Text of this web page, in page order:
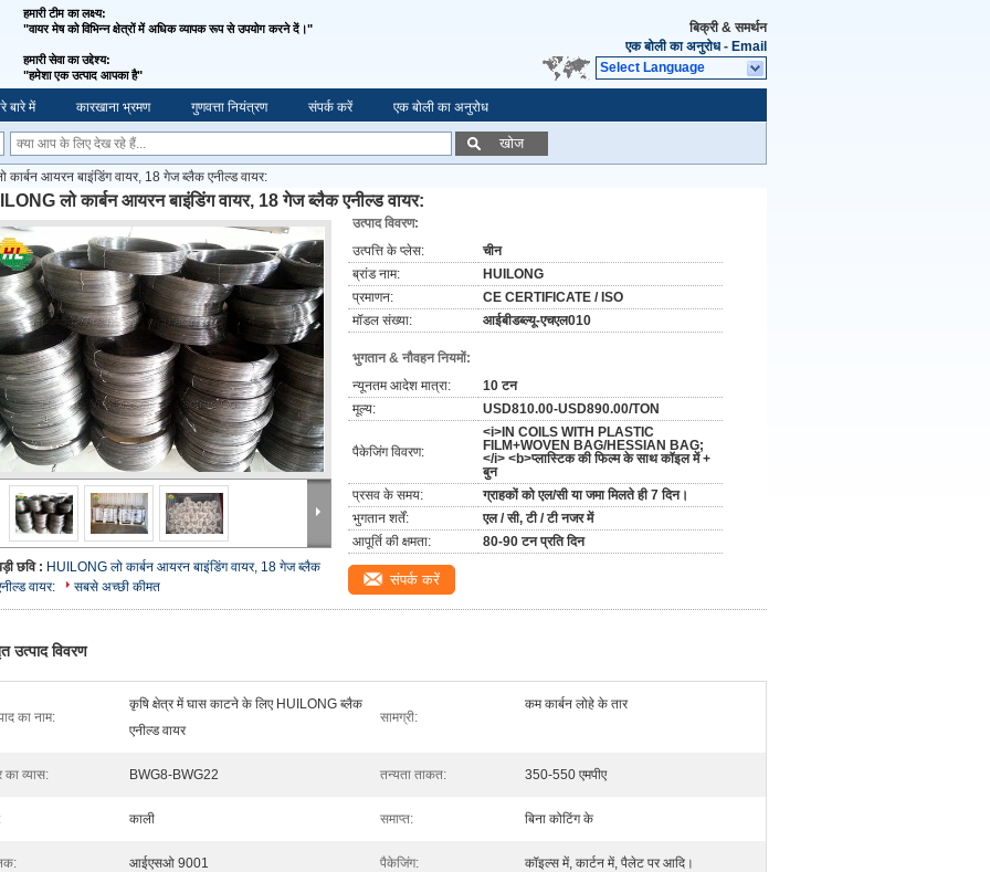
हमारी टीम का लक्ष्य:
"वायर मेष को विभिन्न क्षेत्रों में अधिक व्यापक रूप से उपयोग करने दें।"
हमारी सेवा का उद्देश्य:
"हमेशा एक उत्पाद आपका है"
बिक्री & समर्थन
एक बोली का अनुरोध - Email
Select Language
बारे में कारखाना भ्रमण गुणवत्ता नियंत्रण संपर्क करें एक बोली का अनुरोध
खोज
कार्बन आयरन बाइंडिंग वायर, 18 गेज ब्लैक एनील्ड वायर:
लो कार्बन आयरन बाइंडिंग वायर, 18 गेज ब्लैक एनील्ड वायर:
छवि : HUILONG लो कार्बन आयरन बाइंडिंग वायर, 18 गेज ब्लैक
वायर:
सबसे अच्छी कीमत
उत्पाद विवरण:
उत्पत्ति के प्लेस:
चीन
ब्रांड नाम:
HUILONG
प्रमाणन:
CE CERTIFICATE / ISO
मॉडल संख्या:
आईबीडब्ल्यू-एचएल010
भुगतान & नौवहन नियमों:
न्यूनतम आदेश मात्रा:
10 टन
मूल्य:
USD810.00-USD890.00/TON
पैकेजिंग विवरण:
<i>IN COILS WITH PLASTIC
FILM+WOVEN BAG/HESSIAN BAG;
</i> <b>प्लास्टिक की फिल्म के साथ कॉइल में +
बुन
प्रसव के समय:
ग्राहकों को एल/सी या जमा मिलते ही 7 दिन।
भुगतान शर्तें:
एल / सी, टी / टी नजर में
आपूर्ति की क्षमता:
80-90 टन प्रति दिन
संपर्क करें
उत्पाद विवरण
का नाम:
कृषि क्षेत्र में घास काटने के लिए HUILONG ब्लैक
एनील्ड वायर
सामग्री:
कम कार्बन लोहे के तार
का व्यास: BWG8-BWG22 तन्यता ताकत: 350-550 एमपीए
काली समाप्त: बिना कोटिंग के
आईएसओ 9001 पैकेजिंग: कॉइल्स में, कार्टन में, पैलेट पर आदि।